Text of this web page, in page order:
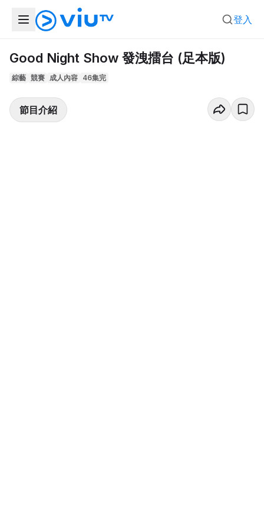
登入
Good Night Show 發洩擂台 (足本版)
綜藝 競賽 成人內容 46集完
節目介紹